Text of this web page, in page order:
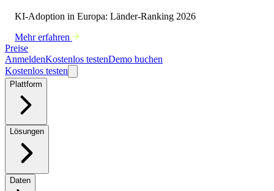
KI-Adoption in Europa: Länder-Ranking 2026
Mehr erfahren
Preise
AnmeldenKostenlos testenDemo buchen
Kostenlos testen
Plattform
Lösungen
Daten